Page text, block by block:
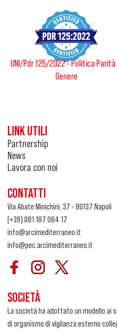
UNI/Pdr 125/2022 - Politica Parità
Genere
LINK UTILI
Partnership
News
Lavora con noi
CONTATTI
Via Abate Minichini, 37 – 80137 Napoli
[+39] 081 187 084 17
info@arcimediterraneo.it
info@pec.arcimediterraneo.it
SOCIETÀ
La società ha adottato un modello ai
di organismo di vigilanza esterno